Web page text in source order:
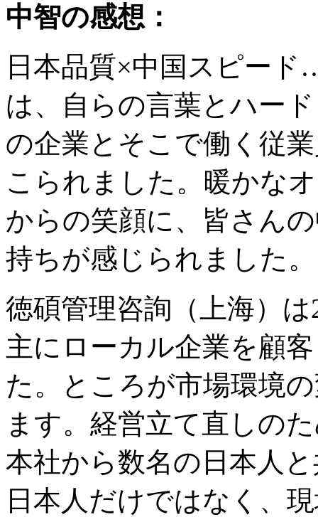
中智の感想：
日本品質×中国スピー
は、自らの言葉とハー
の企業とそこで働く従
こられました。暖かな
からの笑顔に、皆さん
持ちが感じられました。
徳碩管理咨詢（上海）
主にローカル企業を顧
た。ところが市場環境
ます。経営立て直しの
本社から数名の日本人
日本人だけではなく、